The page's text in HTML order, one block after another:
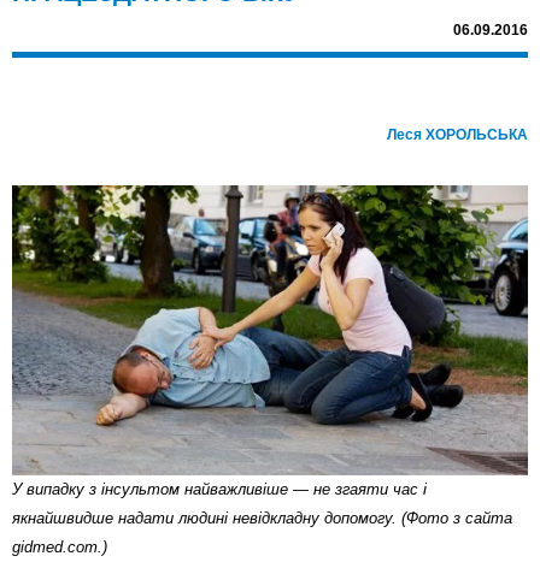
06.09.2016
Леся ХОРОЛЬСЬКА
У випадку з інсультом найважливіше — не згаяти час і
якнайшвидше надати людині невідкладну допомогу. (Фото з сайта
gidmed.com.)